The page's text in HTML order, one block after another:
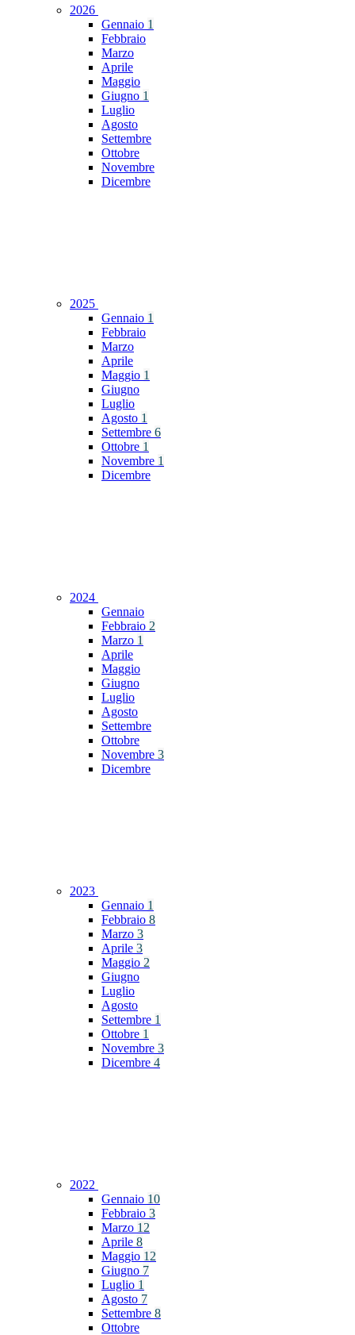
2026
Gennaio 1
Febbraio
Marzo
Aprile
Maggio
Giugno 1
Luglio
Agosto
Settembre
Ottobre
Novembre
Dicembre
2025
Gennaio 1
Febbraio
Marzo
Aprile
Maggio 1
Giugno
Luglio
Agosto 1
Settembre 6
Ottobre 1
Novembre 1
Dicembre
2024
Gennaio
Febbraio 2
Marzo 1
Aprile
Maggio
Giugno
Luglio
Agosto
Settembre
Ottobre
Novembre 3
Dicembre
2023
Gennaio 1
Febbraio 8
Marzo 3
Aprile 3
Maggio 2
Giugno
Luglio
Agosto
Settembre 1
Ottobre 1
Novembre 3
Dicembre 4
2022
Gennaio 10
Febbraio 3
Marzo 12
Aprile 8
Maggio 12
Giugno 7
Luglio 1
Agosto 7
Settembre 8
Ottobre